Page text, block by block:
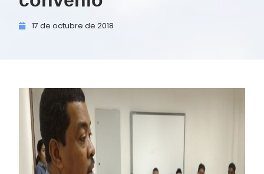
17 de octubre de 2018